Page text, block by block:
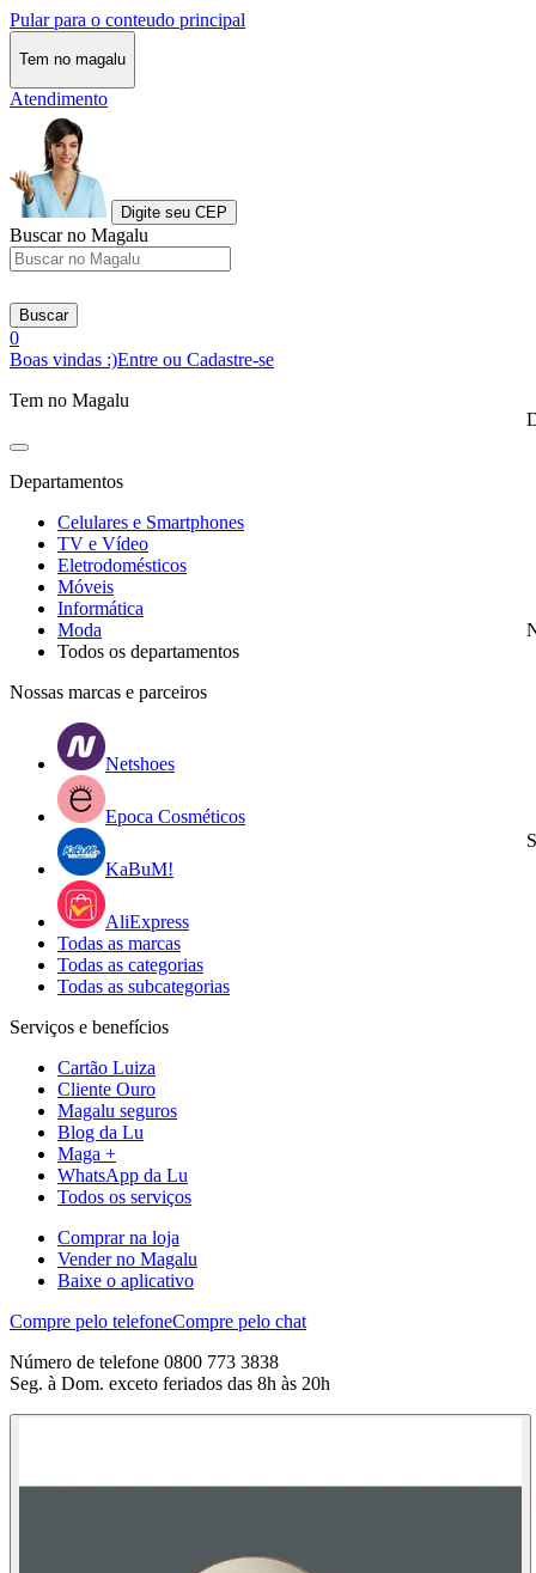
Pular para o conteudo principal
Tem no magalu
Atendimento
Digite seu CEP
Buscar no Magalu
Buscar
0
Boas vindas :)Entre ou Cadastre-se
Tem no Magalu
Departamentos
Celulares e Smartphones
TV e Vídeo
Eletrodomésticos
Móveis
Informática
Moda
Todos os departamentos
Nossas marcas e parceiros
Netshoes
Epoca Cosméticos
KaBuM!
AliExpress
Todas as marcas
Todas as categorias
Todas as subcategorias
Serviços e benefícios
Cartão Luiza
Cliente Ouro
Magalu seguros
Blog da Lu
Maga +
WhatsApp da Lu
Todos os serviços
Comprar na loja
Vender no Magalu
Baixe o aplicativo
Compre pelo telefoneCompre pelo chat
Número de telefone 0800 773 3838
Seg. à Dom. exceto feriados das 8h às 20h